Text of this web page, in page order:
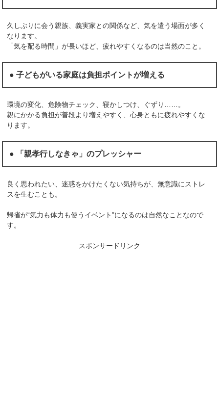
久しぶりに会う親族、義実家との関係など、気を遣う場面が多く
なります。
「気を配る時間」が長いほど、疲れやすくなるのは当然のこと。
● 子どもがいる家庭は負担ポイントが増える
環境の変化、危険物チェック、寝かしつけ、ぐずり……。
親にかかる負担が普段より増えやすく、心身ともに疲れやすくな
ります。
● 「親孝行しなきゃ」のプレッシャー
良く思われたい、迷惑をかけたくない気持ちが、無意識にストレ
スを生むことも。
帰省が“気力も体力も使うイベント”になるのは自然なことなので
す。
スポンサードリンク